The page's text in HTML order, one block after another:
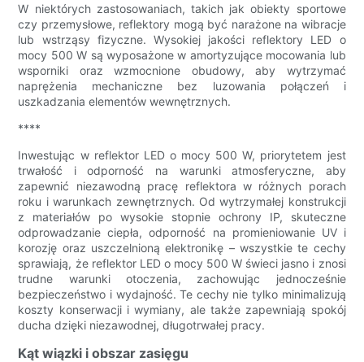
W niektórych zastosowaniach, takich jak obiekty sportowe
czy przemysłowe, reflektory mogą być narażone na wibracje
lub wstrząsy fizyczne. Wysokiej jakości reflektory LED o
mocy 500 W są wyposażone w amortyzujące mocowania lub
wsporniki oraz wzmocnione obudowy, aby wytrzymać
naprężenia mechaniczne bez luzowania połączeń i
uszkadzania elementów wewnętrznych.
****
Inwestując w reflektor LED o mocy 500 W, priorytetem jest
trwałość i odporność na warunki atmosferyczne, aby
zapewnić niezawodną pracę reflektora w różnych porach
roku i warunkach zewnętrznych. Od wytrzymałej konstrukcji
z materiałów po wysokie stopnie ochrony IP, skuteczne
odprowadzanie ciepła, odporność na promieniowanie UV i
korozję oraz uszczelnioną elektronikę – wszystkie te cechy
sprawiają, że reflektor LED o mocy 500 W świeci jasno i znosi
trudne warunki otoczenia, zachowując jednocześnie
bezpieczeństwo i wydajność. Te cechy nie tylko minimalizują
koszty konserwacji i wymiany, ale także zapewniają spokój
ducha dzięki niezawodnej, długotrwałej pracy.
Kąt wiązki i obszar zasięgu